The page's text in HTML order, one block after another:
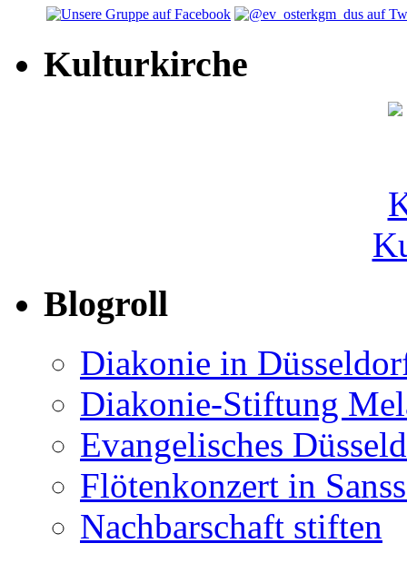
Kulturkirche
Blogroll
Diakonie in
Diakonie-Stiftung
Evangelisches
Flötenkonzert in
Nachbarschaft stiften